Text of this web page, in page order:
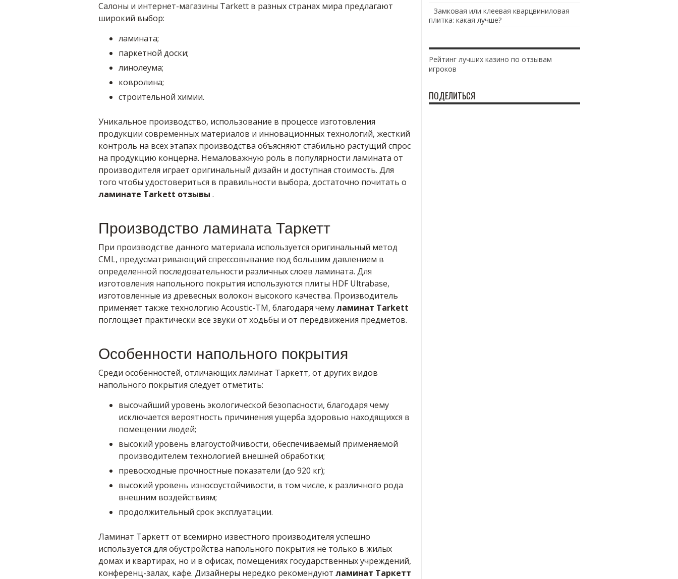
Салоны и интернет-магазины Tarkett в разных странах мира предлагают
широкий выбор:
ламината;
паркетной доски;
линолеума;
ковролина;
строительной химии.
Уникальное производство, использование в процессе изготовления
продукции современных материалов и инновационных технологий, жесткий
контроль на всех этапах производства объясняют стабильно растущий спрос
на продукцию концерна. Немаловажную роль в популярности ламината от
производителя играет оригинальный дизайн и доступная стоимость. Для
того чтобы удостовериться в правильности выбора, достаточно почитать о
ламинате Tarkett отзывы .
Производство ламината Таркетт
При производстве данного материала используется оригинальный метод
CML, предусматривающий спрессовывание под большим давлением в
определенной последовательности различных слоев ламината. Для
изготовления напольного покрытия используются плиты HDF Ultrabase,
изготовленные из древесных волокон высокого качества. Производитель
применяет также технологию Acoustic-TM, благодаря чемуламинат Tarkett
поглощает практически все звуки от ходьбы и от передвижения предметов.
Особенности напольного покрытия
Среди особенностей, отличающих ламинат Таркетт, от других видов
напольного покрытия следует отметить:
высочайший уровень экологической безопасности, благодаря чему
исключается вероятность причинения ущерба здоровью находящихся в
помещении людей;
высокий уровень влагоустойчивости, обеспечиваемый применяемой
производителем технологией внешней обработки;
превосходные прочностные показатели (до 920 кг);
высокий уровень износоустойчивости, в том числе, к различного рода
внешним воздействиям;
продолжительный срок эксплуатации.
Ламинат Таркетт от всемирно известного производителя успешно
используется для обустройства напольного покрытия не только в жилых
домах и квартирах, но и в офисах, помещениях государственных учреждений,
конференц-залах, кафе. Дизайнеры нередко рекомендуют ламинат Таркетт
Замковая или клеевая кварцвиниловая
плитка: какая лучше?
Рейтинг лучших казино по отзывам
игроков
ПОДЕЛИТЬСЯ